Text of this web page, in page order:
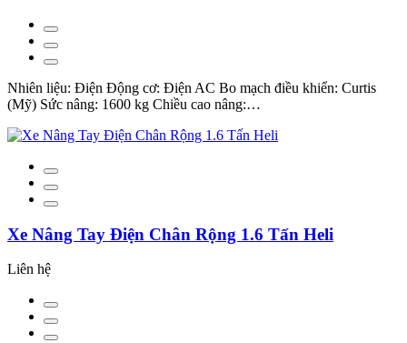
Nhiên liệu: Điện Động cơ: Điện AC Bo mạch điều khiển: Curtis
(Mỹ) Sức nâng: 1600 kg Chiều cao nâng:…
Xe Nâng Tay Điện Chân Rộng 1.6 Tấn Heli
Liên hệ